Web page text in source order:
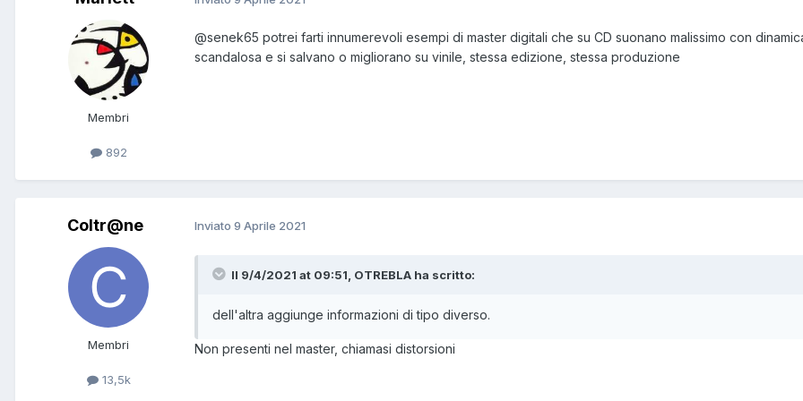
Membri
892
@senek65 potrei farti innumerevoli esempi di master digitali che su CD suonano malissimo con
scandalosa e si salvano o migliorano su vinile, stessa edizione, stessa produzione
Coltr@ne
Membri
13,5k
Inviato 9 Aprile 2021
Il 9/4/2021 at 09:51, OTREBLA ha scritto:
dell'altra aggiunge informazioni di tipo diverso.
Non presenti nel master, chiamasi distorsioni